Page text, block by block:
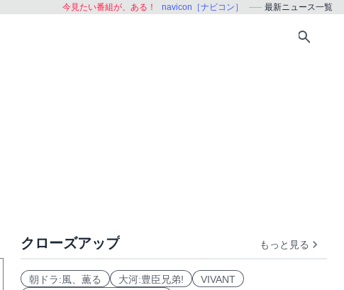
今見たい番組が、ある！ navicon［ナビコン］ 最新ニュース一覧
クローズアップ もっと見る
朝ドラ:風、薫る 大河:豊臣兄弟!
VIVANT